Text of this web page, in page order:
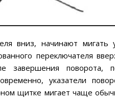
вниз, начинают мигать
переключателя
поворота,
указатели
щитке мигает чаще